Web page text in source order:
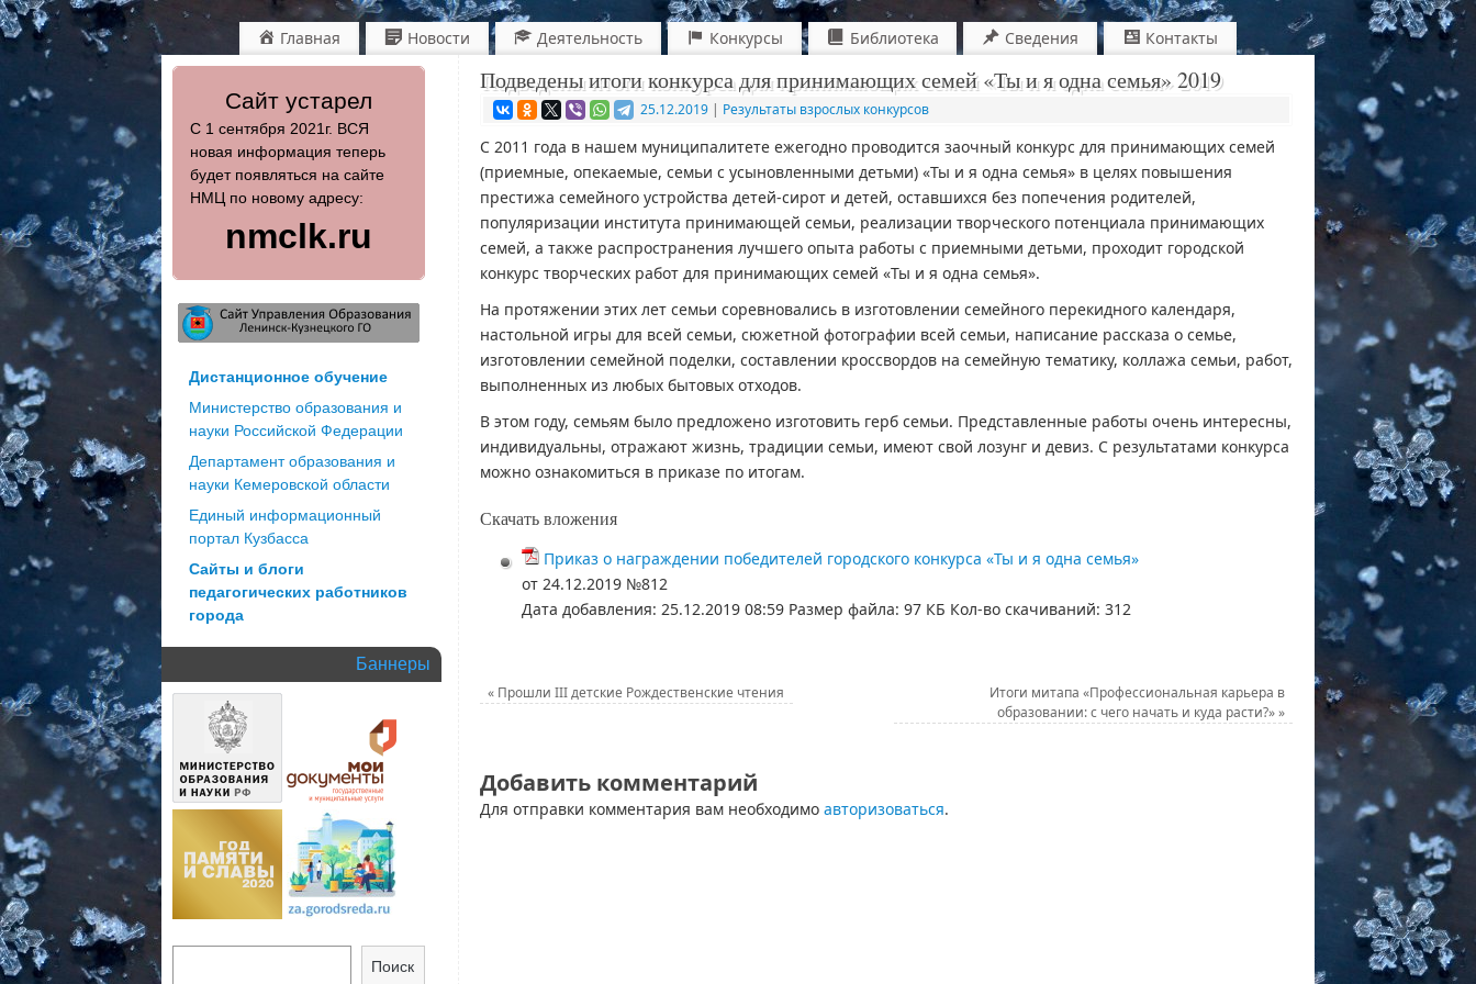
Главная Новости Деятельность Конкурсы Библиотека Сведения Контакты
Подведены итоги конкурса для принимающих семей «Ты и я одна семья» 2019
25.12.2019 | Результаты взрослых конкурсов
С 2011 года в нашем муниципалитете ежегодно проводится заочный конкурс для принимающих семей
(приемные, опекаемые, семьи с усыновленными детьми) «Ты и я одна семья» в целях повышения
престижа семейного устройства детей-сирот и детей, оставшихся без попечения родителей,
популяризации института принимающей семьи, реализации творческого потенциала принимающих
семей, а также распространения лучшего опыта работы с приемными детьми, проходит городской
конкурс творческих работ для принимающих семей «Ты и я одна семья».
На протяжении этих лет семьи соревновались в изготовлении семейного перекидного календаря,
настольной игры для всей семьи, сюжетной фотографии всей семьи, написание рассказа о семье,
изготовлении семейной поделки, составлении кроссвордов на семейную тематику, коллажа семьи, работ,
выполненных из любых бытовых отходов.
В этом году, семьям было предложено изготовить герб семьи. Представленные работы очень интересны,
индивидуальны, отражают жизнь, традиции семьи, имеют свой лозунг и девиз. С результатами конкурса
можно ознакомиться в приказе по итогам.
Скачать вложения
Приказ о награждении победителей городского конкурса «Ты и я одна семья»
от 24.12.2019 №812
Дата добавления: 25.12.2019 08:59 Размер файла: 97 КБ Кол-во скачиваний: 312
« Прошли III детские Рождественские чтения
Итоги митапа «Профессиональная карьера в
образовании: с чего начать и куда расти?»»
Добавить комментарий
Для отправки комментария вам необходимо авторизоваться.
Сайт устарел
С 1 сентября 2021г. ВСЯ
новая информация теперь
будет появляться на сайте
НМЦ по новому адресу:
nmclk.ru
Дистанционное обучение
Министерство образования и
науки Российской Федерации
Департамент образования и
науки Кемеровской области
Единый информационный
портал Кузбасса
Сайты и блоги
педагогических работников
города
Баннеры
Поиск